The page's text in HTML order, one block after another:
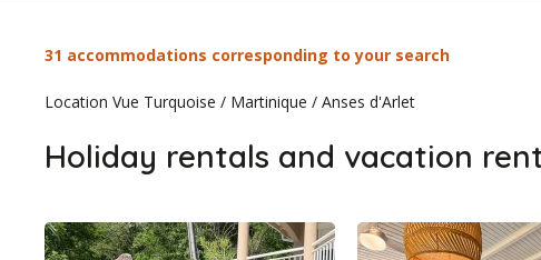
31 accommodations corresponding to your search
Location Vue Turquoise / Martinique / Anses d'Arlet
Holiday rentals and vacation